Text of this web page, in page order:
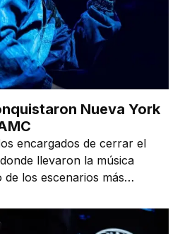
Nueva York
encargados de cerrar el
llevaron la música
los escenarios más